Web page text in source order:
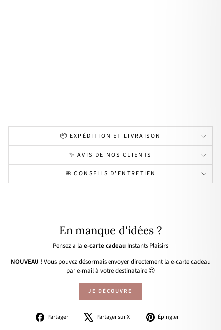
📦 EXPÉDITION ET LIVRAISON
✨ AVIS DE NOS CLIENTS
🧼 CONSEILS D'ENTRETIEN
En manque d'idées ?
Pensez à la e-carte cadeau Instants Plaisirs
NOUVEAU ! Vous pouvez désormais envoyer directement la e-carte cadeau
par e-mail à votre destinataire 😍
JE DÉCOUVRE
Partager
PartagerPartager sur X
Tweeter Épingler